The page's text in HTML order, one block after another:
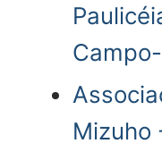
Mizuho